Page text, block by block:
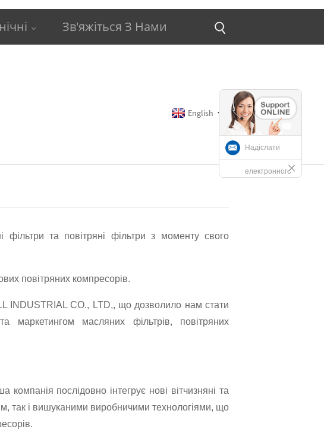
Зв'яжіться З Нами
English
фільтри та повітряні фільтри з моменту свого
повітряних компресорів.
INDUSTRIAL CO., LTD,, що дозволило нам стати
маркетингом масляних фільтрів, повітряних
послідовно інтегрує нові вітчизняні та
так і вишуканими виробничими технологіями, що
Надіслати
електронного